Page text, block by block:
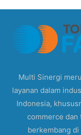
Multi Sinergi
layanan dalam
Indonesia,
commerce dan
berkembang